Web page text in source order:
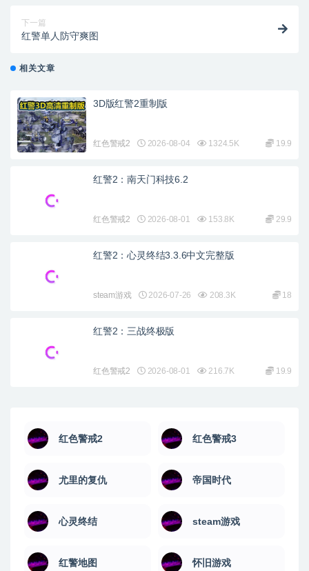
下一篇
红警单人防守爽图
相关文章
3D版红警2重制版
红色警戒2 2026-08-04 1324.5K 19.9
红警2：南天门科技6.2
红色警戒2 2026-08-01 153.8K 29.9
红警2：心灵终结3.3.6中文完整版
steam游戏 2026-07-26 208.3K 18
红警2：三战终极版
红色警戒2 2026-08-01 216.7K 19.9
红色警戒2 红色警戒3
尤里的复仇 帝国时代
心灵终结 steam游戏
红警地图 怀旧游戏